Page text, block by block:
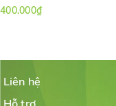
400.000₫
Liên hệ
Hỗ trợ